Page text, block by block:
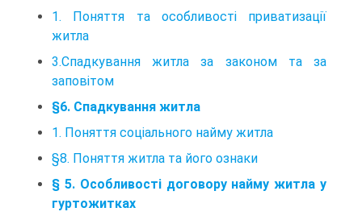
1. Поняття та особливості приватизації
житла
3.Спадкування житла за законом та за
заповітом
§6. Спадкування житла
1. Поняття соціального найму житла
§8. Поняття житла та його ознаки
§ 5. Особливості договору найму житла у
гуртожитках